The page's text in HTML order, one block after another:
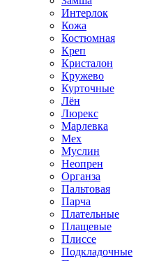
Интерлок
Кожа
Костюмная
Креп
Кристалон
Кружево
Курточные
Лён
Люрекс
Марлевка
Мех
Муслин
Неопрен
Органза
Пальтовая
Парча
Плательные
Плащевые
Плиссе
Подкладочные